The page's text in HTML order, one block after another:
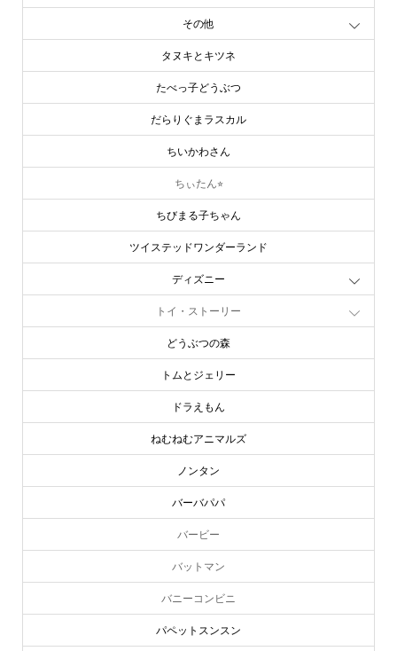
その他
タヌキとキツネ
たべっ子どうぶつ
だらりぐまラスカル
ちいかわさん
ちぃたん⭐︎
ちびまる子ちゃん
ツイステッドワンダーランド
ディズニー
トイ・ストーリー
どうぶつの森
トムとジェリー
ドラえもん
ねむねむアニマルズ
ノンタン
バーバパパ
バービー
バットマン
バニーコンビニ
パペットスンスン